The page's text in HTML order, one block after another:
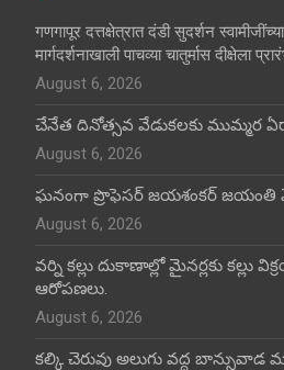
गणगापूर दत्तक्षेत्रात दंडी सुदर्शन स्वामीजींच्या
मार्गदर्शनाखाली पाचव्या चातुर्मास दीक्षेला
August 6, 2026
చేనేత దినోత్సవ వేడుకలకు ముమ్మర
August 6, 2026
ఘనంగా ప్రొఫెసర్ జయశంకర్ జయంతి
August 6, 2026
వర్ని కల్లు దుకాణాల్లో మైనర్లకు కల్లు
ఆరోపణలు.
August 6, 2026
కల్కి చెరువు అలుగు వద్ద బాన్సువాడ